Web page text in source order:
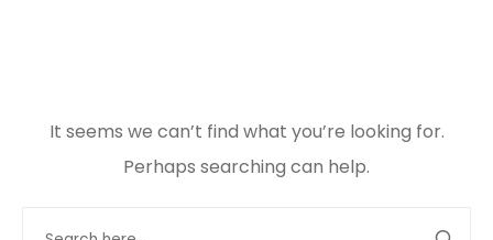
It seems we can’t find what you’re looking for.
Perhaps searching can help.